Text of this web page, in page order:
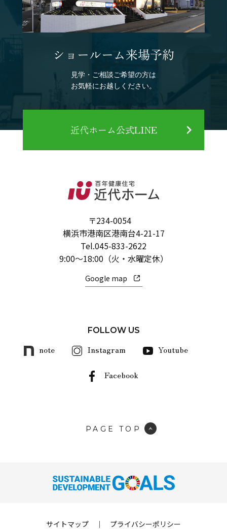
ショールーム来場予約
見学・ご相談ご希望の方は
お気軽にお越しください。
近代ホーム公式LINE
〒234-0054
横浜市港南区港南台4-21-17
Tel.045-833-2622
9:00～18:00（火・水曜定休）
Google map
FOLLOW US
note Instagram Youtube
Facebook
PAGE TOP
サイトマップ ｜ プライバシーポリシー